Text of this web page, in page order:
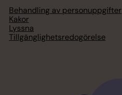
Behandling av personuppgifter
Kakor
Lyssna
Tillgänglighetsredogörelse